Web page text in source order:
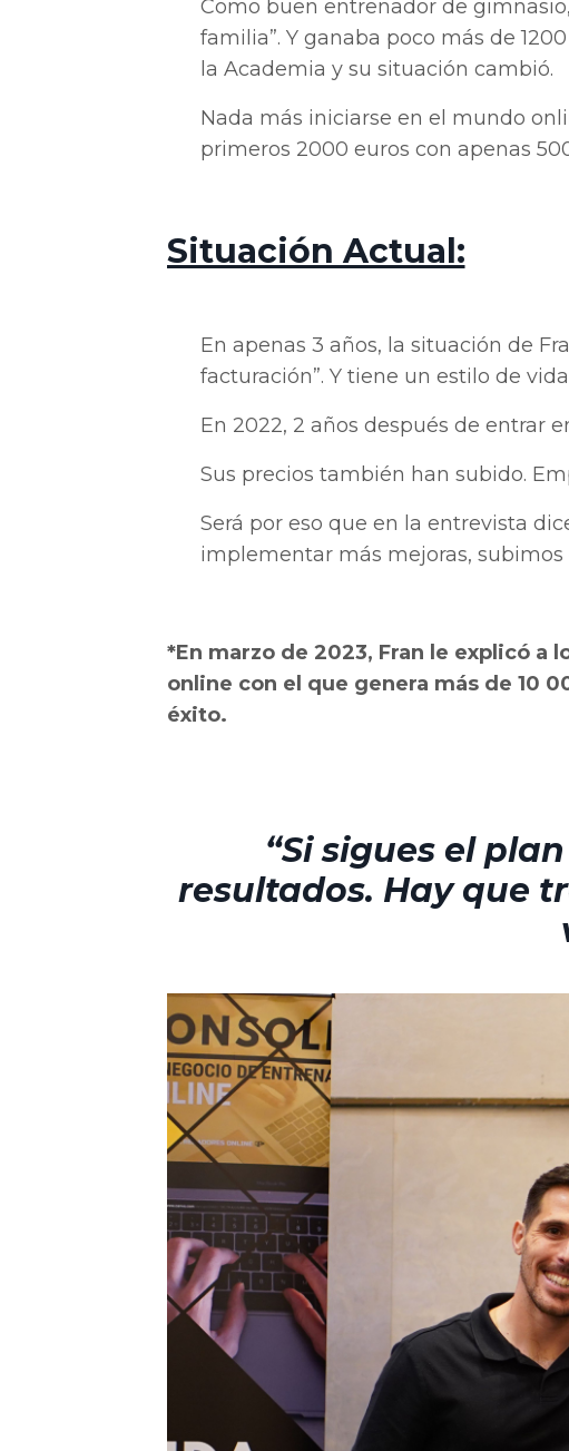
Como buen entrenador de
familia”. Y ganaba poco más de
la Academia y su situación cambió.
Nada más iniciarse en el mundo
primeros 2000 euros con apenas
Situación Actual:
En apenas 3 años, la situación de
facturación”. Y tiene un estilo de
En 2022, 2 años después de entrar
Sus precios también han subido.
Será por eso que en la entrevista
implementar más mejoras, subimos
*En marzo de 2023, Fran le explicó
online con el que genera más de 10
éxito.
“Si sigues el
resultados. Hay que